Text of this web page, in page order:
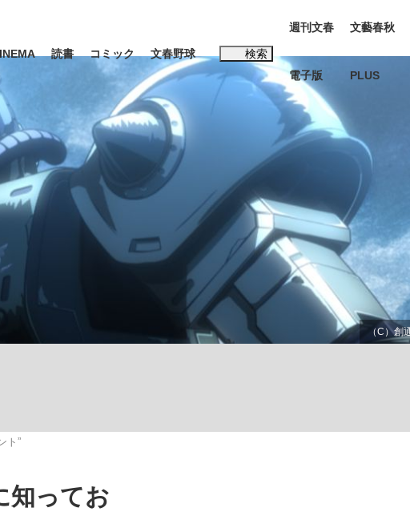
ま解散」WBC日本代表“敗戦”の真実 選手が明かす...
れているのが悲しい」『北の国から』倉本聰氏（91...
あのとき、私のいま
グの誕生を、目撃せよ。
読書 コミック 文春野球 検索
内田有紀
#松田聖子
週刊文春
電子版
文藝春秋
PLUS
ト”
知ってお